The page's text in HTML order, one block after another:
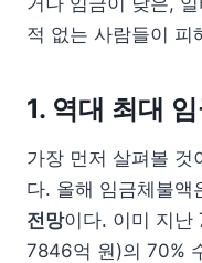
적 없는 사람들이 피
1. 역대 최대
가장 먼저 살펴볼 것
다. 올해 임금체불액
전망이다. 이미 지난
7846억 원)의 70%